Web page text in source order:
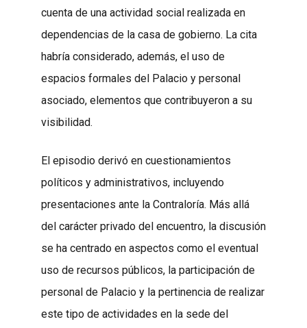
cuenta de una actividad social realizada en
dependencias de la casa de gobierno. La cita
habría considerado, además, el uso de
espacios formales del Palacio y personal
asociado, elementos que contribuyeron a su
visibilidad.
El episodio derivó en cuestionamientos
políticos y administrativos, incluyendo
presentaciones ante la Contraloría. Más allá
del carácter privado del encuentro, la discusión
se ha centrado en aspectos como el eventual
uso de recursos públicos, la participación de
personal de Palacio y la pertinencia de realizar
este tipo de actividades en la sede del